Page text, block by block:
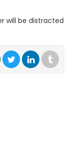
will be distracted